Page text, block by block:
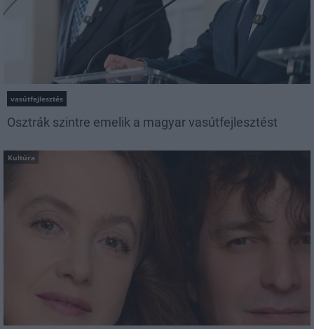
vasútfejlesztés
Osztrák szintre emelik a magyar vasútfejlesztést
Kultúra